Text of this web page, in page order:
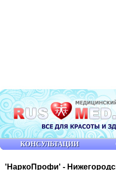
'НаркоПрофи' -
КОНСУЛЬТАЦИИ